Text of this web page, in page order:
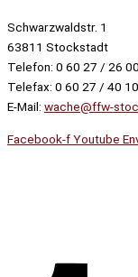
Schwarzwaldstr. 1
63811 Stockstadt
Telefon: 0 60 27 / 26 00
Telefax: 0 60 27 / 40
E-Mail: wache@ffw-
Facebook-fYoutube